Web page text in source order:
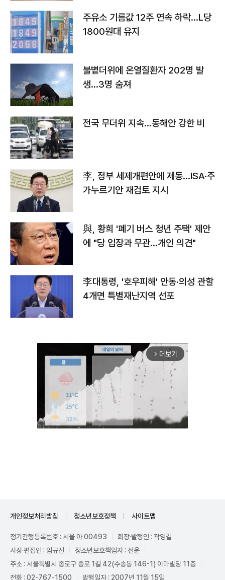
주유소 기름값 12주 연속 하락…L당
1800원대 유지
불볕더위에 온열질환자 202명 발
생…3명 숨져
전국 무더위 지속…동해안 강한 비
李, 정부 세제개편안에 제동…ISA·주
가누르기안 재검토 지시
與, 황희 '폐기 버스 청년 주택' 제안
에 "당 입장과 무관…개인 의견"
李대통령, '호우피해' 안동·의성 관할
4개면 특별재난지역 선포
arrow_forward_ios 더보기
개인정보처리방침 청소년보호정책 사이트맵
정기간행등록번호 : 서울 아 00493
회장·발행인 : 곽영길
사장·편집인 : 임규진
청소년보호책임자 : 전운
주소 : 서울특별시 종로구 종로 1길 42(수송동 146-1) 이마빌딩 11층
전화 : 02-767-1500
발행일자 : 2007년 11월 15일